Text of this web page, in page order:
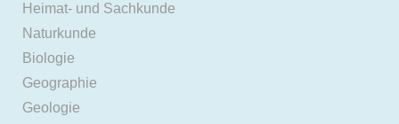
Heimat- und Sachkunde
Naturkunde
Biologie
Geographie
Geologie